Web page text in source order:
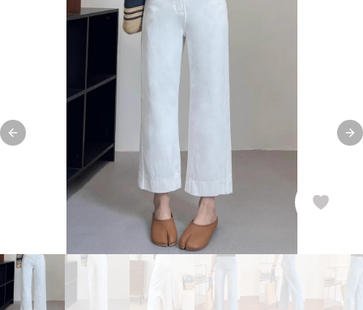
Previous slide